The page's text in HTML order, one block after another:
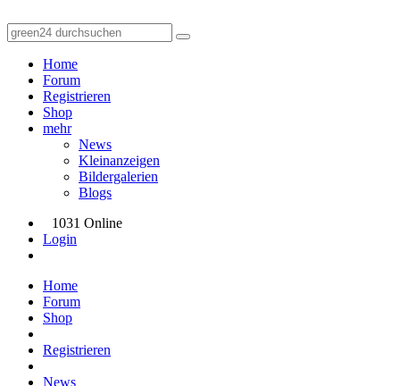
Home
Forum
Registrieren
Shop
mehr
News
Kleinanzeigen
Bildergalerien
Blogs
1031 Online
Login
Home
Forum
Shop
Registrieren
News